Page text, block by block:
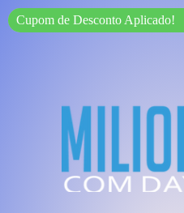
Cupom de Desconto Aplicado!